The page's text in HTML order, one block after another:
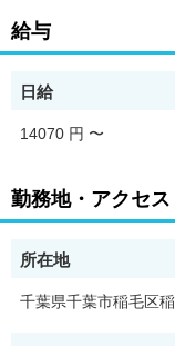
工事現場や建設現場な
歩行者や車両が安全
交通誘導を行うお仕事
…【主なお仕事内容
■歩行者へのご案内
給与
日給
14070 円 〜
勤務地・アクセス
所在地
千葉県千葉市稲毛区